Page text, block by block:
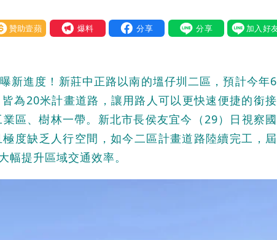
壹蘋 我要爆料
新進度！新莊中正路以南的塭仔圳二區，預計今年6
為20米計畫道路，讓用路人可以更快速便捷的銜接
區、樹林一帶。新北市長侯友宜今（29）日視察國
度缺乏人行空間，如今二區計畫道路陸續完工，屆
提升區域交通效率。